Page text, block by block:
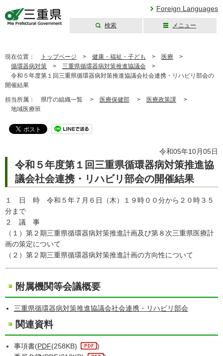
Foreign Languages
検索 メニュー
現在位置： トップページ > 健康・福祉・子ども > 医療 >
循環器病対策 > 三重県循環器病対策推進協議会 >
令和５年度第１回三重県循環器病対策推進協議会社会連携・リハビリ部会の
開催結果
担当所属： 県庁の組織一覧 > 医療保健部 > 医療政策課 >
地域医療班
令和05年10月05日
令和５年度第１回三重県循環器病対策推進協
議会社会連携・リハビリ部会の開催結果
１ 日 時 令和５年７月６日（木）１９時００分から２０時３５
分まで
２ 議 事
（１）第２期三重県循環器病対策推進計画及び第８次三重県医療計
画の策定について
（２）第２期三重県循環器病対策推進計画の方向性について
附属機関等会議概要
三重県循環器病対策推進協議会社会連携・リハビリ部会
関連資料
事項書(PDF(258KB)
)